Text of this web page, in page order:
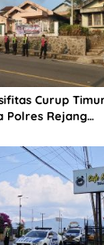
Curup
Polres Rejang